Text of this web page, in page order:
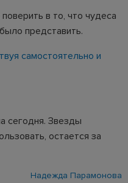
в то, что чудеса
представить.
самостоятельно и
сегодня. Звезды
остается за
Надежда Парамонова